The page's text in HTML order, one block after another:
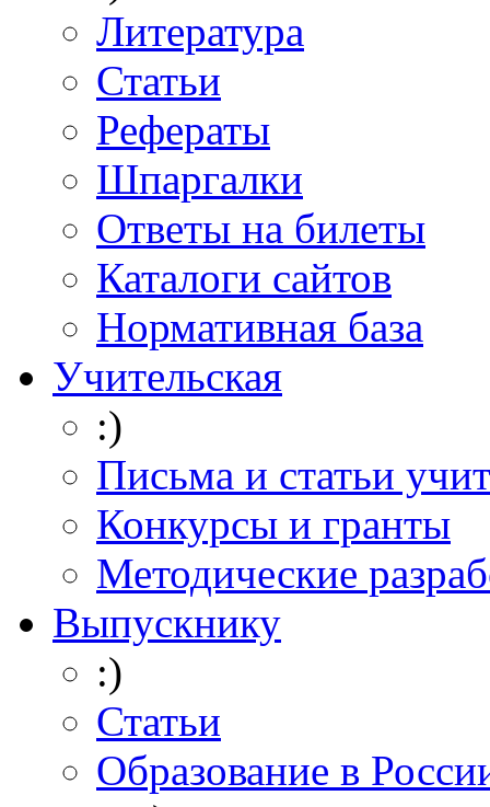
Литература
Статьи
Рефераты
Шпаргалки
Ответы на билеты
Каталоги сайтов
Нормативная база
Учительская
:)
Письма и статьи
Конкурсы и гранты
Методические
Выпускнику
:)
Статьи
Образование в